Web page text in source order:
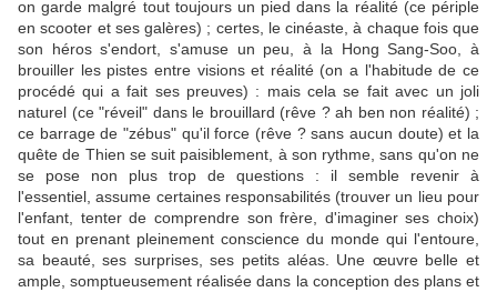
on garde malgré tout toujours un pied dans la réalité (ce périple
en scooter et ses galères) ; certes, le cinéaste, à chaque fois que
son héros s'endort, s'amuse un peu, à la Hong Sang-Soo, à
brouiller les pistes entre visions et réalité (on a l'habitude de ce
procédé qui a fait ses preuves) : mais cela se fait avec un joli
naturel (ce "réveil" dans le brouillard (rêve ? ah ben non réalité) ;
ce barrage de "zébus" qu'il force (rêve ? sans aucun doute) et la
quête de Thien se suit paisiblement, à son rythme, sans qu'on ne
se pose non plus trop de questions : il semble revenir à
l'essentiel, assume certaines responsabilités (trouver un lieu pour
l'enfant, tenter de comprendre son frère, d'imaginer ses choix)
tout en prenant pleinement conscience du monde qui l'entoure,
sa beauté, ses surprises, ses petits aléas. Une œuvre belle et
ample, somptueusement réalisée dans la conception des plans et